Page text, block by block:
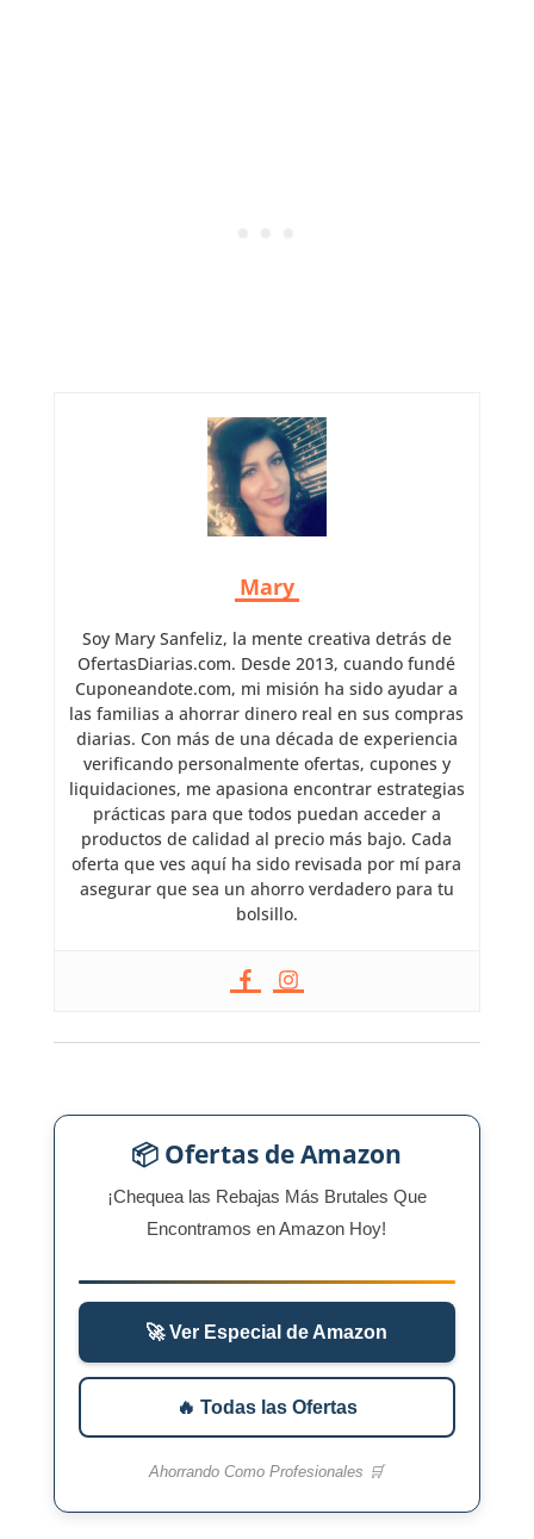
Mary
Soy Mary Sanfeliz, la mente creativa detrás de
OfertasDiarias.com. Desde 2013, cuando fundé
Cuponeandote.com, mi misión ha sido ayudar a
las familias a ahorrar dinero real en sus compras
diarias. Con más de una década de experiencia
verificando personalmente ofertas, cupones y
liquidaciones, me apasiona encontrar estrategias
prácticas para que todos puedan acceder a
productos de calidad al precio más bajo. Cada
oferta que ves aquí ha sido revisada por mí para
asegurar que sea un ahorro verdadero para tu
bolsillo.
📦 Ofertas de Amazon
¡Chequea las Rebajas Más Brutales Que
Encontramos en Amazon Hoy!
🚀 Ver Especial de Amazon
🔥 Todas las Ofertas
Ahorrando Como Profesionales 🛒